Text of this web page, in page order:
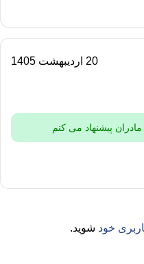
20 اردیبهشت 1405
پیشنهاد می کنم
خود شوید.